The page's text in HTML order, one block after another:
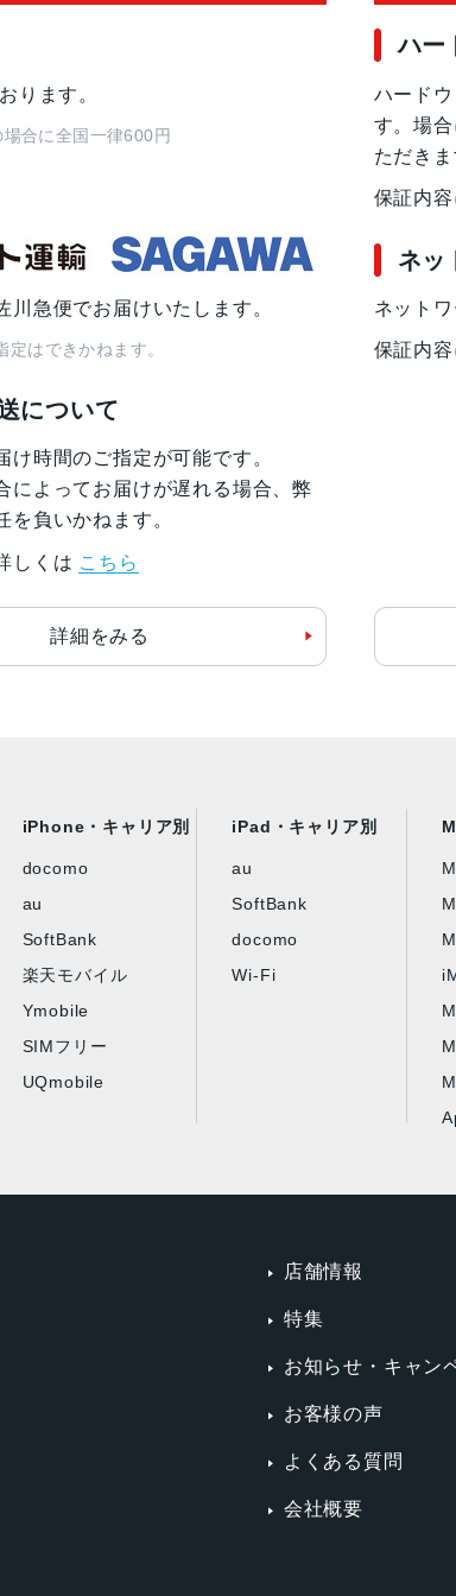
ります。
合に全国一律600円
川急便でお届けいたします。
はできかねます。
について
け時間のご指定が可能です。
によってお届けが遅れる場合、弊
を負いかねます。
しくは こちら
詳細をみる
ハー
ハード
す。場
ただきま
保証内
ネッ
ネット
保証内
iPhone・キャリア別
docomo
au
SoftBank
楽天モバイル
Ymobile
SIMフリー
UQmobile
iPad・キャリア別
au
SoftBank
docomo
Wi-Fi
店舗情報
特集
お知らせ・キャン
お客様の声
よくある質問
会社概要